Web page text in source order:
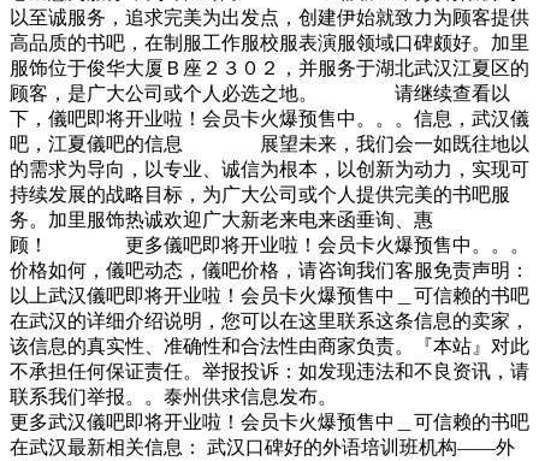
以至诚服务，追求完美为出发点，创建伊始就致力为顾客提供
高品质的书吧，在制服工作服校服表演服领域口碑颇好。加里
服饰位于俊华大厦Ｂ座２３０２，并服务于湖北武汉江夏区的
顾客，是广大公司或个人必选之地。 请继续查看以
下，儀吧即将开业啦！会员卡火爆预售中。。。信息，武汉儀
吧，江夏儀吧的信息 展望未来，我们会一如既往地以
的需求为导向，以专业、诚信为根本，以创新为动力，实现可
持续发展的战略目标，为广大公司或个人提供完美的书吧服
务。加里服饰热诚欢迎广大新老来电来函垂询、惠
顾！ 更多儀吧即将开业啦！会员卡火爆预售中。。。
价格如何，儀吧动态，儀吧价格，请咨询我们客服免责声明：
以上武汉儀吧即将开业啦！会员卡火爆预售中＿可信赖的书吧
在武汉的详细介绍说明，您可以在这里联系这条信息的卖家，
该信息的真实性、准确性和合法性由商家负责。『本站』对此
不承担任何保证责任。举报投诉：如发现违法和不良资讯，请
联系我们举报。。泰州供求信息发布。
更多武汉儀吧即将开业啦！会员卡火爆预售中＿可信赖的书吧
在武汉最新相关信息： 武汉口碑好的外语培训班机构——外